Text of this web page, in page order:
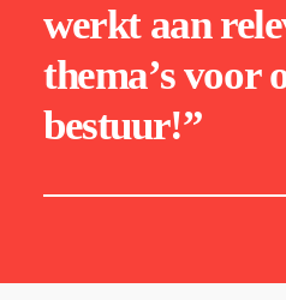
werkt aan
thema’s voor
bestuur!”